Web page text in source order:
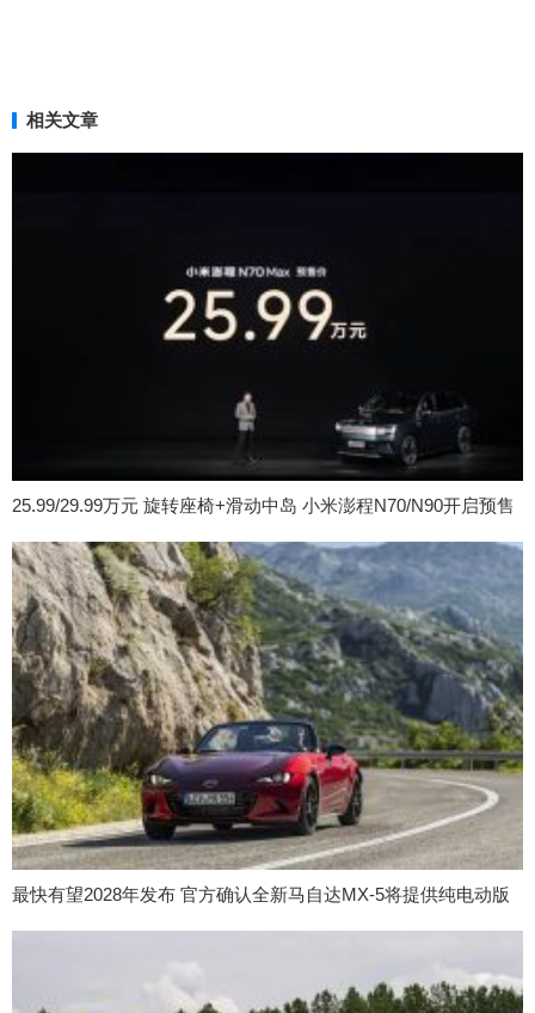
相关文章
25.99/29.99万元 旋转座椅+滑动中岛 小米澎程N70/N90开启预售
最快有望2028年发布 官方确认全新马自达MX-5将提供纯电动版